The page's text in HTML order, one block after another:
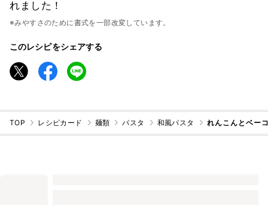
れました！
※みやすさのために書式を一部改変しています。
このレシピをシェアする
TOP レシピカード 麺類 パスタ 和風パスタ れんこんとベー